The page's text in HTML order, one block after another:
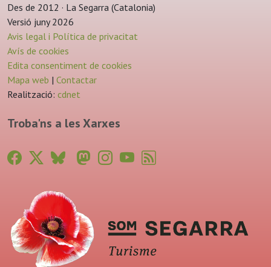
Des de 2012 · La Segarra (Catalonia)
Versió juny 2026
Avis legal i Política de privacitat
Avís de cookies
Edita consentiment de cookies
Mapa web | Contactar
Realització: cdnet
Troba'ns a les Xarxes